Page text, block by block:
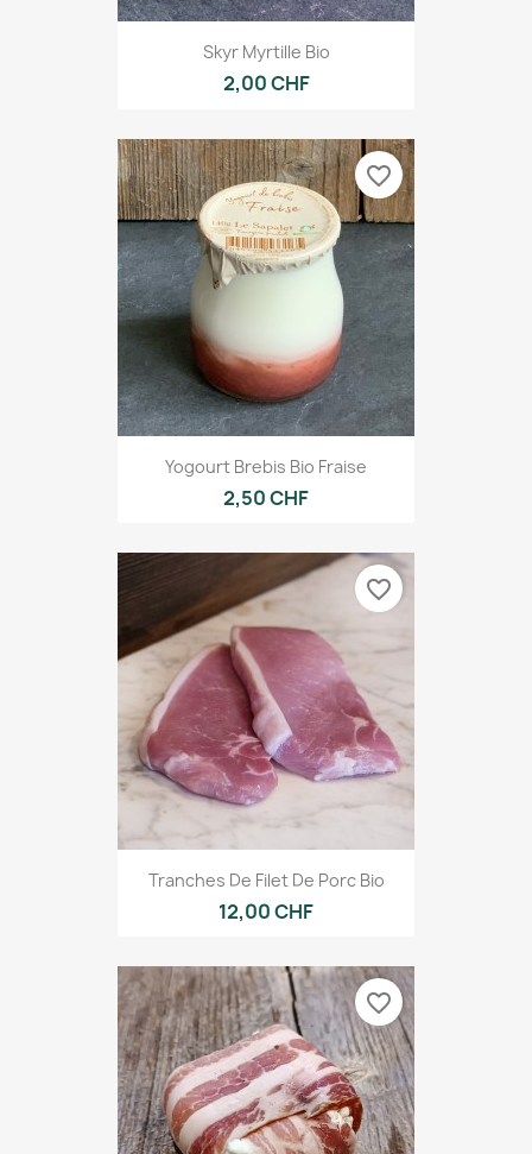
Skyr Myrtille Bio
2,00 CHF
Yogourt Brebis Bio Fraise
2,50 CHF
favorite_border
Tranches De Filet De Porc Bio
12,00 CHF
favorite_border
favorite_border